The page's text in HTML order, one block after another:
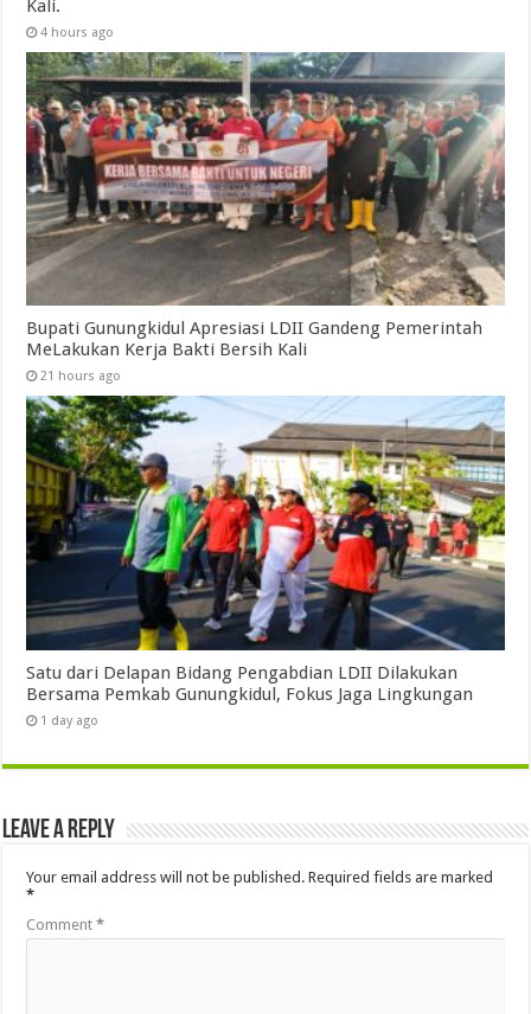
Kali.
4 hours ago
Bupati Gunungkidul Apresiasi LDII Gandeng Pemerintah
MeLakukan Kerja Bakti Bersih Kali ‎
21 hours ago
Satu dari Delapan Bidang Pengabdian LDII Dilakukan
Bersama Pemkab Gunungkidul, Fokus Jaga Lingkungan
1 day ago
Leave a Reply
Your email address will not be published. Required fields are marked
*
Comment*